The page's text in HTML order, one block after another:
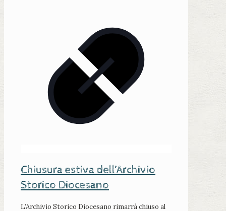
Chiusura estiva dell’Archivio
Storico Diocesano
L’Archivio Storico Diocesano rimarrà chiuso al